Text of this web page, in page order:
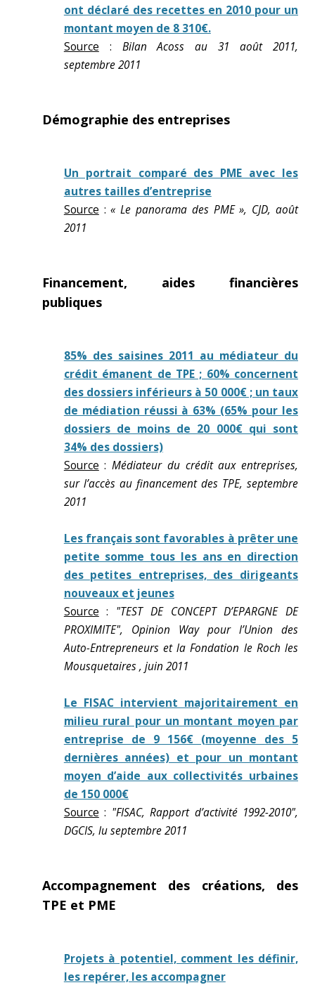
ont déclaré des recettes en 2010 pour un
montant moyen de 8 310€.
Source : Bilan Acoss au 31 août 2011,
septembre 2011
Démographie des entreprises
Un portrait comparé des PME avec les
autres tailles d’entreprise
Source :« Le panorama des PME », CJD, août
2011
Financement, aides financières
publiques
85% des saisines 2011 au médiateur du
crédit émanent de TPE ; 60% concernent
des dossiers inférieurs à 50 000€ ; un taux
de médiation réussi à 63% (65% pour les
dossiers de moins de 20 000€ qui sont
34% des dossiers)
Source :Médiateur du crédit aux entreprises,
sur l’accès au financement des TPE, septembre
2011
Les français sont favorables à prêter une
petite somme tous les ans en direction
des petites entreprises, des dirigeants
nouveaux et jeunes
Source : "TEST DE CONCEPT D’EPARGNE DE
PROXIMITE", Opinion Way pour l’Union des
Auto-Entrepreneurs et la Fondation le Roch les
Mousquetaires , juin 2011
Le FISAC intervient majoritairement en
milieu rural pour un montant moyen par
entreprise de 9 156€ (moyenne des 5
dernières années) et pour un montant
moyen d’aide aux collectivités urbaines
de 150 000€
Source : "FISAC, Rapport d’activité 1992-2010",
DGCIS, lu septembre 2011
Accompagnement des créations, des
TPE et PME
Projets à potentiel, comment les définir,
les repérer, les accompagner